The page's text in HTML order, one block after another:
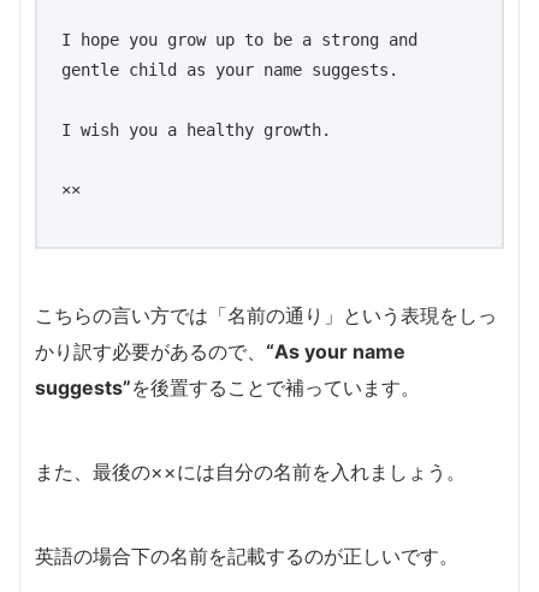
I hope you grow up to be a strong and
gentle child as your name suggests.
I wish you a healthy growth.
××
こちらの言い方では「名前の通り」という表現をしっ
かり訳す必要があるので、 “As your name
suggests”を後置することで補っています。
また、最後の××には自分の名前を入れましょう。
英語の場合下の名前を記載するのが正しいです。